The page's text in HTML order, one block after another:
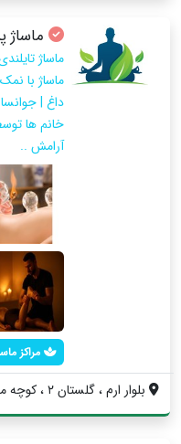
ماساژ
ماساژ با
داغ |
خانم ها
آرامش ..
مراکز
بلوار ارم ، گلستان ۲ ، کوچه محرابی